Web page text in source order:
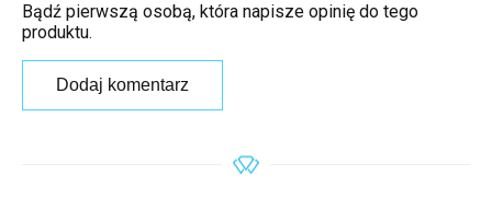
Bądź pierwszą osobą, która napisze opinię do tego
produktu.
Dodaj komentarz